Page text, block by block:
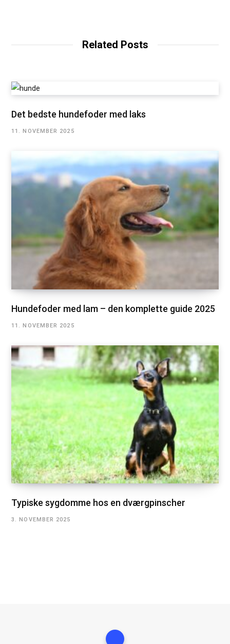
Related Posts
Det bedste hundefoder med laks
11. NOVEMBER 2025
Hundefoder med lam – den komplette guide 2025
11. NOVEMBER 2025
Typiske sygdomme hos en dværgpinscher
3. NOVEMBER 2025